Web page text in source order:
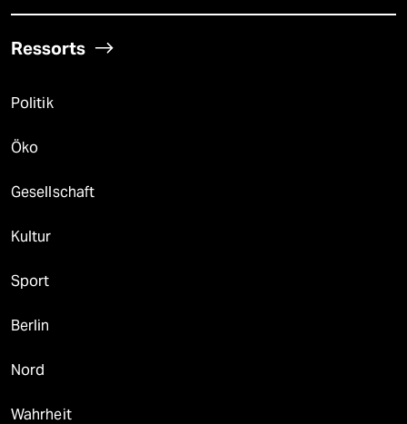
Ressorts
Politik
Öko
Gesellschaft
Kultur
Sport
Berlin
Nord
Wahrheit